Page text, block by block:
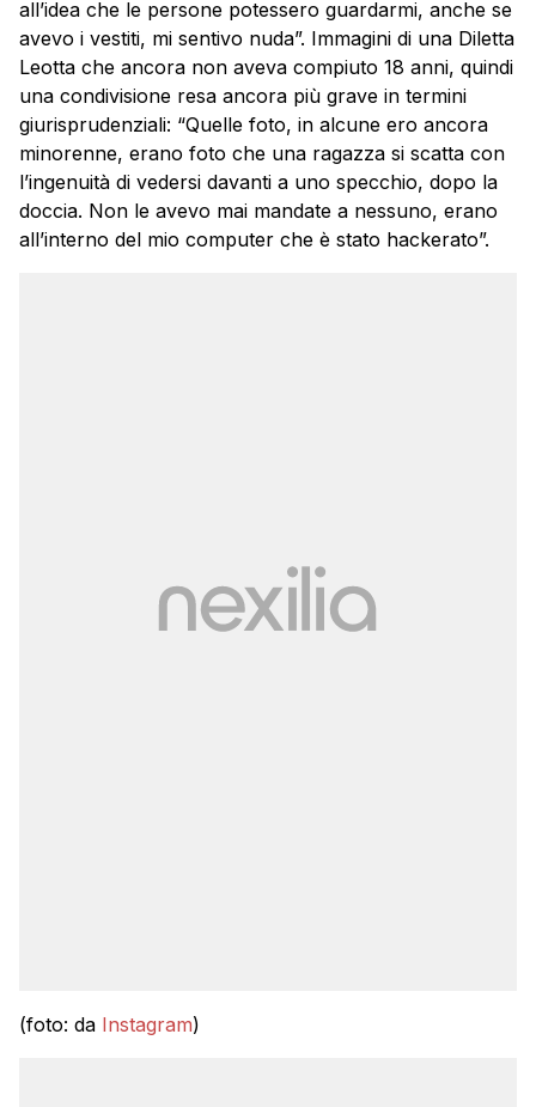
all’idea che le persone potessero guardarmi, anche se
avevo i vestiti, mi sentivo nuda”. Immagini di una Diletta
Leotta che ancora non aveva compiuto 18 anni, quindi
una condivisione resa ancora più grave in termini
giurisprudenziali: “Quelle foto, in alcune ero ancora
minorenne, erano foto che una ragazza si scatta con
l’ingenuità di vedersi davanti a uno specchio, dopo la
doccia. Non le avevo mai mandate a nessuno, erano
all’interno del mio computer che è stato hackerato”.
(foto: da Instagram)